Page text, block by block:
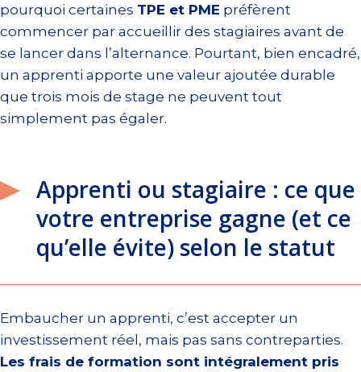
pourquoi certaines TPE et PME préfèrent
commencer par accueillir des stagiaires avant de
se lancer dans l’alternance. Pourtant, bien encadré,
un apprenti apporte une valeur ajoutée durable
que trois mois de stage ne peuvent tout
simplement pas égaler.
Apprenti ou stagiaire : ce que
votre entreprise gagne (et ce
qu’elle évite) selon le statut
Embaucher un apprenti, c’est accepter un
investissement réel, mais pas sans contreparties.
Les frais de formation sont intégralement pris